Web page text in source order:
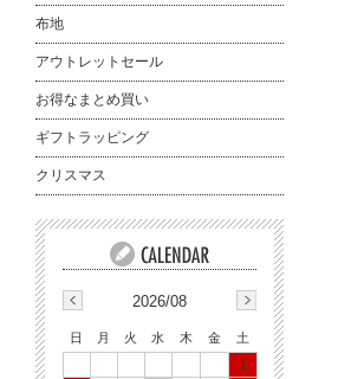
布地
アウトレットセール
お得なまとめ買い
ギフトラッピング
クリスマス
2026/08
日 月 火 水 木 金
土
1